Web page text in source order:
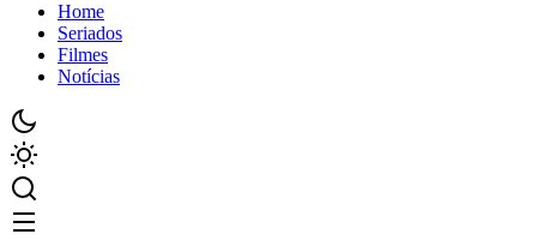
Home
Seriados
Filmes
Notícias